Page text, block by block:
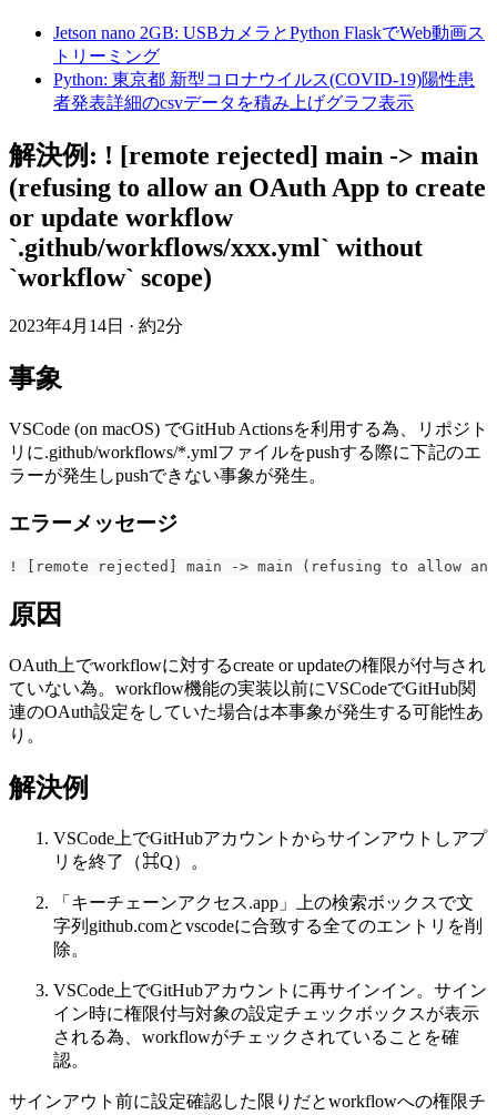
Jetson nano 2GB: USBカメラとPython FlaskでWeb動画ス
トリーミング
Python: 東京都 新型コロナウイルス(COVID-19)陽性患
者発表詳細のcsvデータを積み上げグラフ表示
解決例: ! [remote rejected] main -> main
(refusing to allow an OAuth App to create
or update workflow
`.github/workflows/xxx.yml` without
`workflow` scope)
2023年4月14日 · 約2分
事象
VSCode (on macOS) でGitHub Actionsを利用する為、リポジト
リに.github/workflows/*.ymlファイルをpushする際に下記のエ
ラーが発生しpushできない事象が発生。
エラーメッセージ
! [remote rejected] main -> main (refusing to allow an
原因
OAuth上でworkflowに対するcreate or updateの権限が付与され
ていない為。workflow機能の実装以前にVSCodeでGitHub関
連のOAuth設定をしていた場合は本事象が発生する可能性あ
り。
解決例
VSCode上でGitHubアカウントからサインアウトしアプ
リを終了（⌘Q）。
「キーチェーンアクセス.app」上の検索ボックスで文
字列github.comとvscodeに合致する全てのエントリを削
除。
VSCode上でGitHubアカウントに再サインイン。サイン
イン時に権限付与対象の設定チェックボックスが表示
される為、workflowがチェックされていることを確
認。
サインアウト前に設定確認した限りだとworkflowへの権限チ